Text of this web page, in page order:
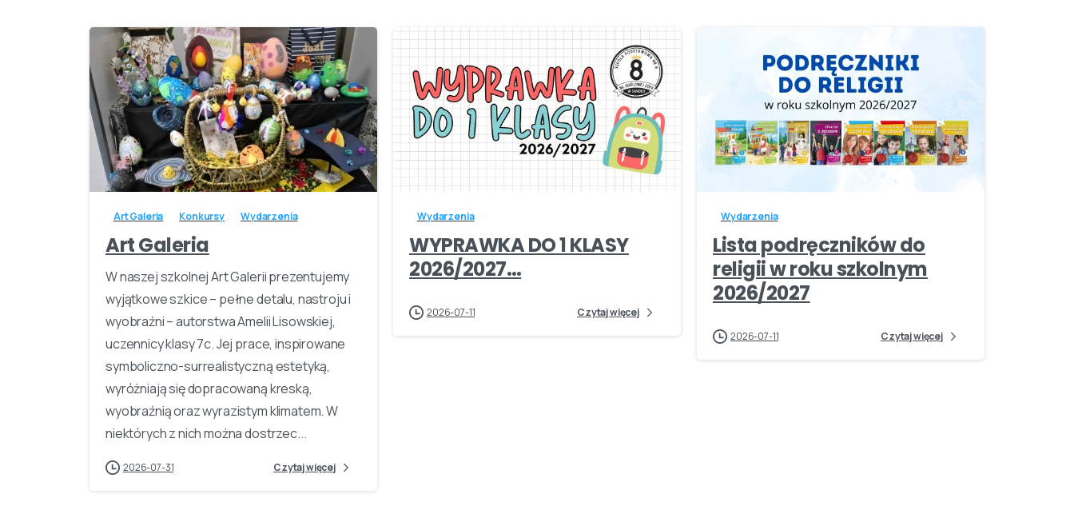
-
Art Galeria Konkursy Wydarzenia
Art Galeria
W naszej szkolnej Art Galerii prezentujemy
wyjątkowe szkice – pełne detalu, nastroju i
wyobraźni – autorstwa Amelii Lisowskiej,
uczennicy klasy 7c. Jej prace, inspirowane
symboliczno-surrealistyczną estetyką,
wyróżniają się dopracowaną kreską,
wyobraźnią oraz wyrazistym klimatem. W
niektórych z nich można dostrzec...
2026-07-31 Czytaj więcej
-
Wydarzenia
WYPRAWKA DO 1 KLASY
2026/2027…
2026-07-11 Czytaj więcej
-
Wydarzenia
Lista podręczników do
religii w roku szkolnym
2026/2027
2026-07-11 Czytaj więcej